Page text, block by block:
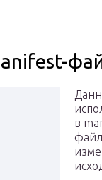
в